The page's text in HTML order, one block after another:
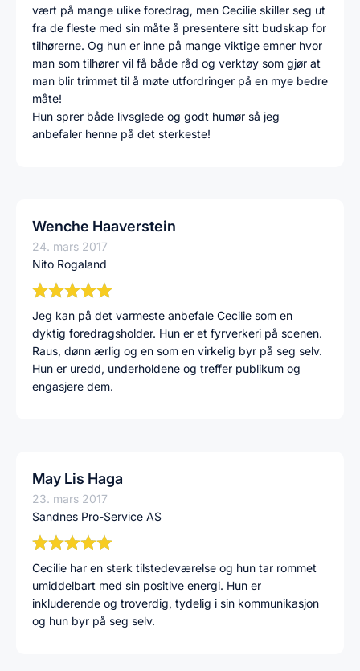
vært på mange ulike foredrag, men Cecilie skiller seg ut
fra de fleste med sin måte å presentere sitt budskap for
tilhørerne. Og hun er inne på mange viktige emner hvor
man som tilhører vil få både råd og verktøy som gjør at
man blir trimmet til å møte utfordringer på en mye bedre
måte!
Hun sprer både livsglede og godt humør så jeg
anbefaler henne på det sterkeste!
Wenche Haaverstein
24. mars 2017
Nito Rogaland
Jeg kan på det varmeste anbefale Cecilie som en
dyktig foredragsholder. Hun er et fyrverkeri på scenen.
Raus, dønn ærlig og en som en virkelig byr på seg selv.
Hun er uredd, underholdene og treffer publikum og
engasjere dem.
May Lis Haga
23. mars 2017
Sandnes Pro-Service AS
Cecilie har en sterk tilstedeværelse og hun tar rommet
umiddelbart med sin positive energi. Hun er
inkluderende og troverdig, tydelig i sin kommunikasjon
og hun byr på seg selv.